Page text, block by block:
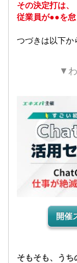
その決定打は、
従業員が●●を怠
つづきは以下か
▼
開催
そもそも、うち